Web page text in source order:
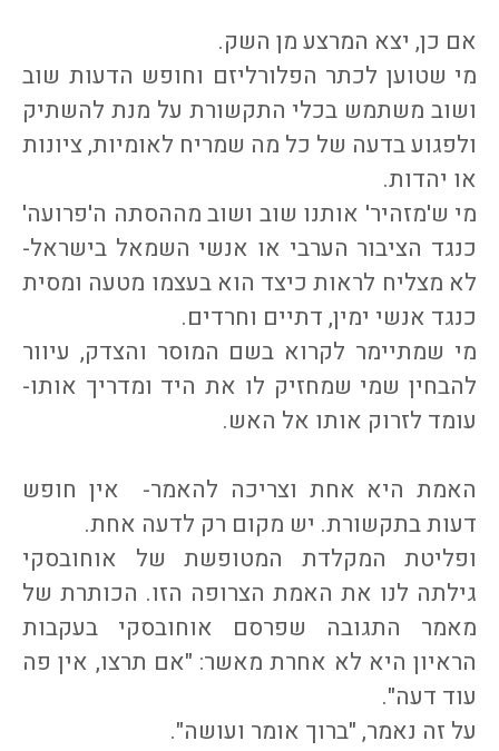
אם כן, יצא המרצע מן השק.
מי שטוען לכתר הפלורליזם וחופש הדעות שוב
ושוב משתמש בכלי התקשורת על מנת להשתיק
ולפגוע בדעה של כל מה שמריח לאומיות, ציונות
או יהדות.
מי ש'מזהיר' אותנו שוב ושוב מההסתה ה'פרועה'
כנגד הציבור הערבי או אנשי השמאל בישראל-
לא מצליח לראות כיצד הוא בעצמו מטעה ומסית
כנגד אנשי ימין, דתיים וחרדים.
מי שמתיימר לקרוא בשם המוסר והצדק, עיוור
להבחין שמי שמחזיק לו את היד ומדריך אותו-
עומד לזרוק אותו אל האש.
האמת היא אחת וצריכה להאמר- אין חופש
דעות בתקשורת. יש מקום רק לדעה אחת.
ופליטת המקלדת המטופשת של אוחובסקי
גילתה לנו את האמת הצרופה הזו. הכותרת של
מאמר התגובה שפרסם אוחובסקי בעקבות
הראיון היא לא אחרת מאשר: "אם תרצו, אין פה
עוד דעה".
על זה נאמר, "ברוך אומר ועושה".